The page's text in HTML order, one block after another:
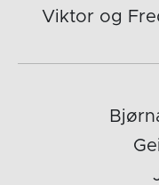
Viktor og